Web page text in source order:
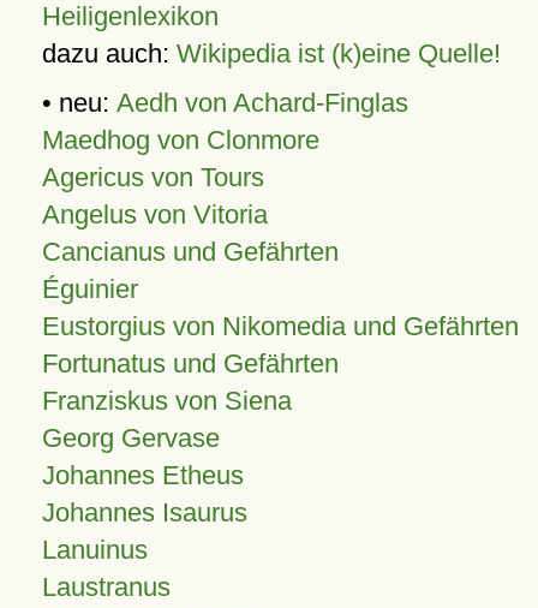
Heiligenlexikon
dazu auch: Wikipedia ist (k)eine Quelle!
• neu: Aedh von Achard-Finglas
Maedhog von Clonmore
Agericus von Tours
Angelus von Vitoria
Cancianus und Gefährten
Éguinier
Eustorgius von Nikomedia und Gefährten
Fortunatus und Gefährten
Franziskus von Siena
Georg Gervase
Johannes Etheus
Johannes Isaurus
Lanuinus
Laustranus